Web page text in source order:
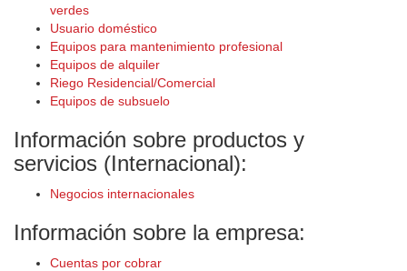
verdes
Usuario doméstico
Equipos para mantenimiento profesional
Equipos de alquiler
Riego Residencial/Comercial
Equipos de subsuelo
Información sobre productos y
servicios (Internacional):
Negocios internacionales
Información sobre la empresa:
Cuentas por cobrar